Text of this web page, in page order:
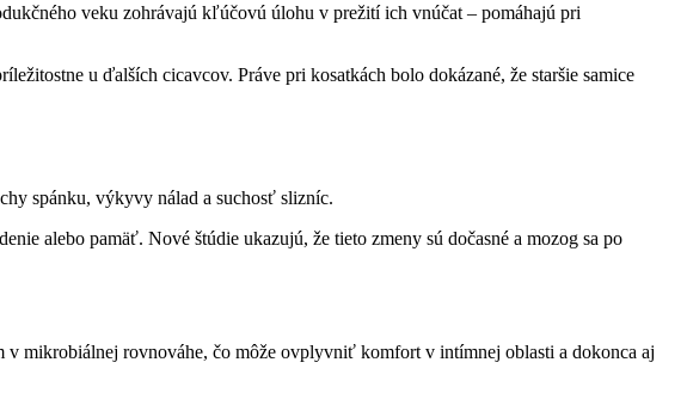
veku zohrávajú kľúčovú úlohu v prežití ich vnúčat – pomáhajú pri
u ďalších cicavcov. Práve pri kosatkách bolo dokázané, že staršie samice
spánku, výkyvy nálad a suchosť slizníc.
alebo pamäť. Nové štúdie ukazujú, že tieto zmeny sú dočasné a mozog sa po
v mikrobiálnej rovnováhe, čo môže ovplyvniť komfort v intímnej oblasti a dokonca aj